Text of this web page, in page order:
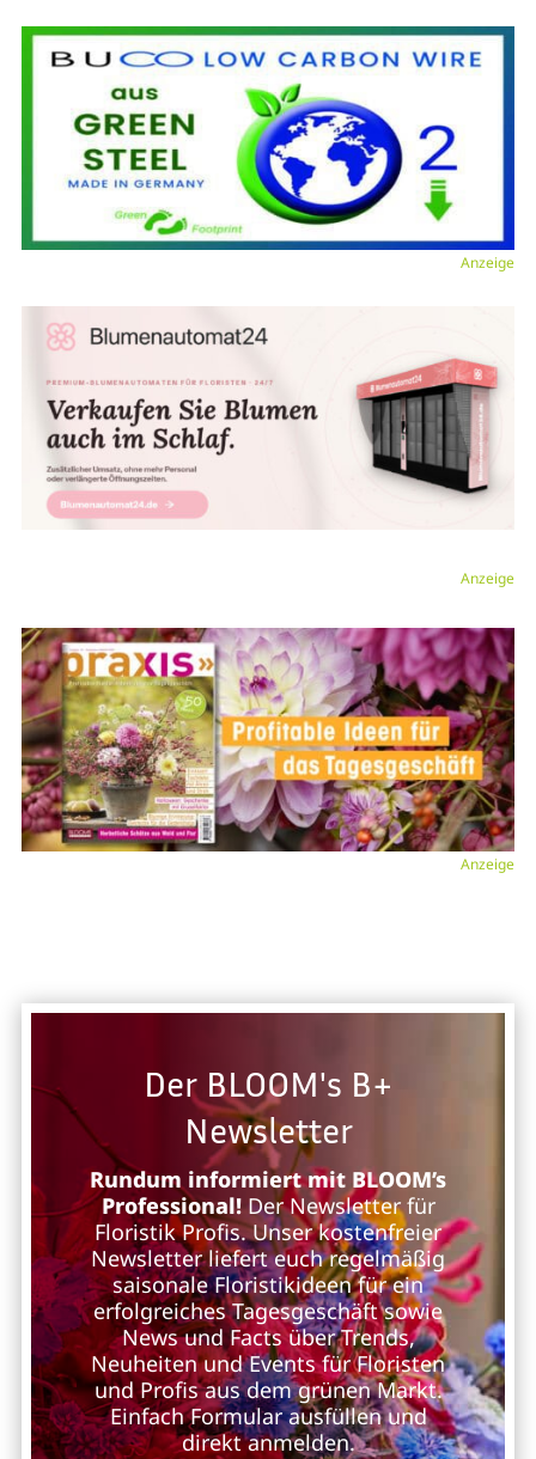
Anzeige
Anzeige
Anzeige
Der BLOOM's B+
Newsletter
Rundum informiert mit BLOOM’s
Professional!Der Newsletter für
Floristik Profis. Unser kostenfreier
Newsletter liefert euch regelmäßig
saisonale Floristikideen für ein
erfolgreiches Tagesgeschäft sowie
News und Facts über Trends,
Neuheiten und Events für Floristen
und Profis aus dem grünen Markt.
Einfach Formular ausfüllen und
direkt anmelden.